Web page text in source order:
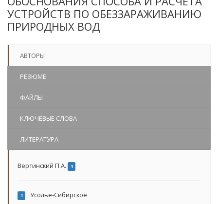
УСТРОЙСТВ ПО ОБЕЗЗАРАЖИВАНИЮ
ПРИРОДНЫХ ВОД
АВТОРЫ
РЕЗЮМЕ
ФАЙЛЫ
КЛЮЧЕВЫЕ СЛОВА
ЛИТЕРАТУРА
Вертинский П.А. 1
1 Усолье-Сибирское